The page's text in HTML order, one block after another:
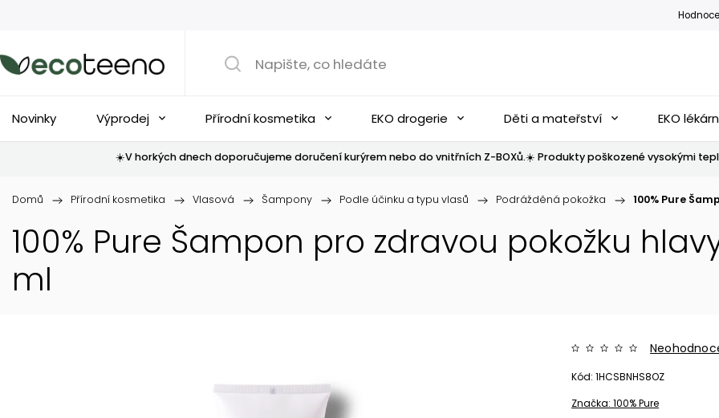
Novinky Výprodej Přírodní kosmetika EKO drogerie Děti a mateřství EKO
☀️V horkých dnech doporučujeme doručení kurýrem nebo do vnitřních Z-BOXů.☀️ Produkty poškozené vysokými
Domů / Přírodní kosmetika / Vlasová / Šampony / Podle účinku a typu vlasů / Podrážděná pokožka / 100% Pure
100% Pure Šampon pro zdravou pokožku
ml
Značka:100% Pure
Kód: 1HCSBNHS8OZ